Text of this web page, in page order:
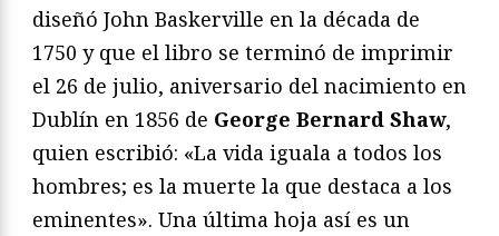
diseñó John Baskerville en la década de
1750 y que el libro se terminó de imprimir
el 26 de julio, aniversario del nacimiento en
Dublín en 1856 de George Bernard Shaw,
quien escribió: «La vida iguala a todos los
hombres; es la muerte la que destaca a los
eminentes». Una última hoja así es un